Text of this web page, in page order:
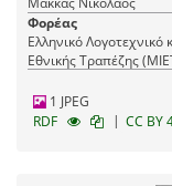
Φορέας
Ελληνικό
Εθνικής Τραπέζης
1 JPEG
RDF
| CC BY